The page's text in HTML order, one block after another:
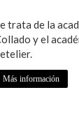
trata de la
y el
Más información